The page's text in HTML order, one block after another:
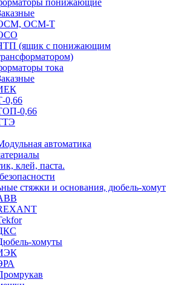
ОСМ-Т
(ящик с понижающим
тока
0,66
0,66
автоматика
клей, паста.
стяжки и основания, дюбель-хомут
хомуты